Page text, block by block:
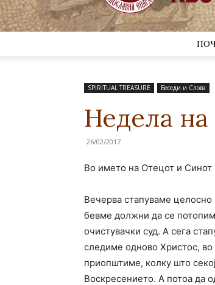
SPIRITUAL TREASURE Беседи и Слова
Недела
26/02/2017
Во името на Отецот и Синот
Вечерва стапуваме
бевме должни да се
очистувачки суд. А сега
следиме одново Христос, во
приопштиме, колку што
Воскресението. А потоа да